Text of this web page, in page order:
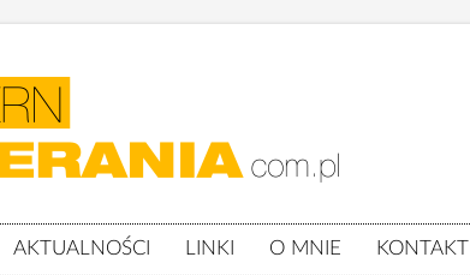
AKTUALNOŚCI LINKI O MNIE KONTAKT